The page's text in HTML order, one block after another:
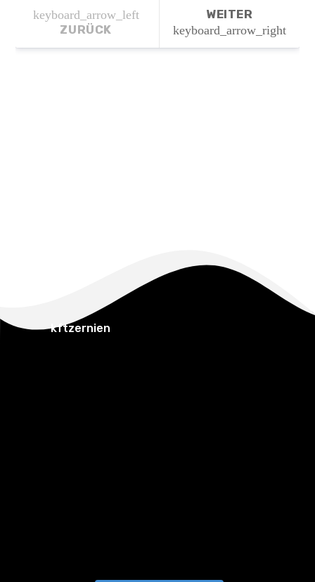
keyboard_arrow_left
ZURÜCK
WEITER
keyboard_arrow_right
kftzernien